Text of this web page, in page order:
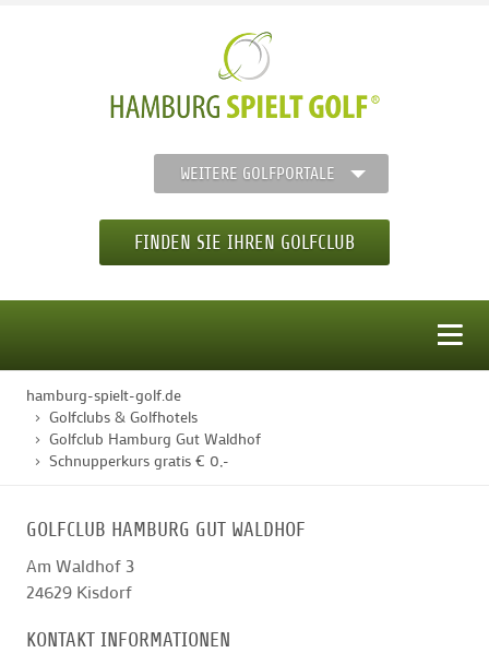
WEITERE GOLFPORTALE
FINDEN SIE IHREN GOLFCLUB
STARTSEITE
GOLFREGION
hamburg-spielt-golf.de
Golfclubs & Golfhotels
Golfclub Hamburg Gut Waldhof
Schnupperkurs gratis € 0,-
GOLFCLUB HAMBURG GUT WALDHOF
Am Waldhof 3
24629 Kisdorf
KONTAKT INFORMATIONEN